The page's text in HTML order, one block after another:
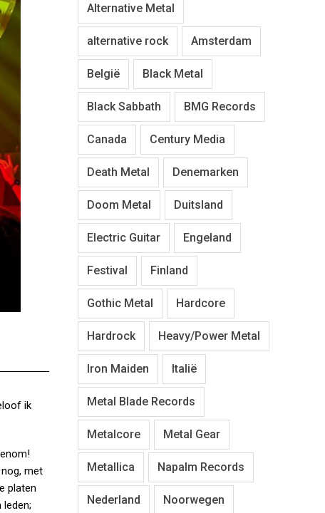
ik
met
platen
leden;
Alternative Metal
alternative rock Amsterdam
België Black Metal
Black Sabbath BMG Records
Canada Century Media
Death Metal Denemarken
Doom Metal Duitsland
Electric Guitar Engeland
Festival Finland
Gothic Metal Hardcore
Hardrock Heavy/Power Metal
Iron Maiden Italië
Metal Blade Records
Metalcore Metal Gear
Metallica Napalm Records
Nederland Noorwegen